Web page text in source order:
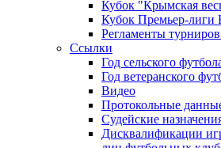
Кубок "Крымская
Кубок Премьер-
Регламенты
Ссылки
Год сельского
Год ветеранского
Видео
Протокольные
Судейские
Дисквалификации